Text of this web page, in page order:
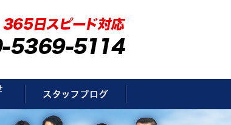
お問い合わせ・お見積もり